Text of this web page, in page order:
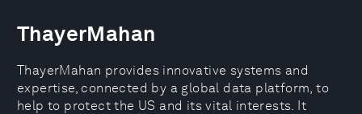
ThayerMahan
ThayerMahan provides innovative systems and
expertise, connected by a global data platform, to
help to protect the US and its vital interests. It